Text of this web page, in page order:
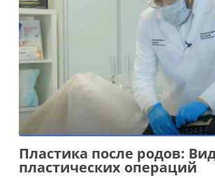
Пластика после родов:
пластических операций